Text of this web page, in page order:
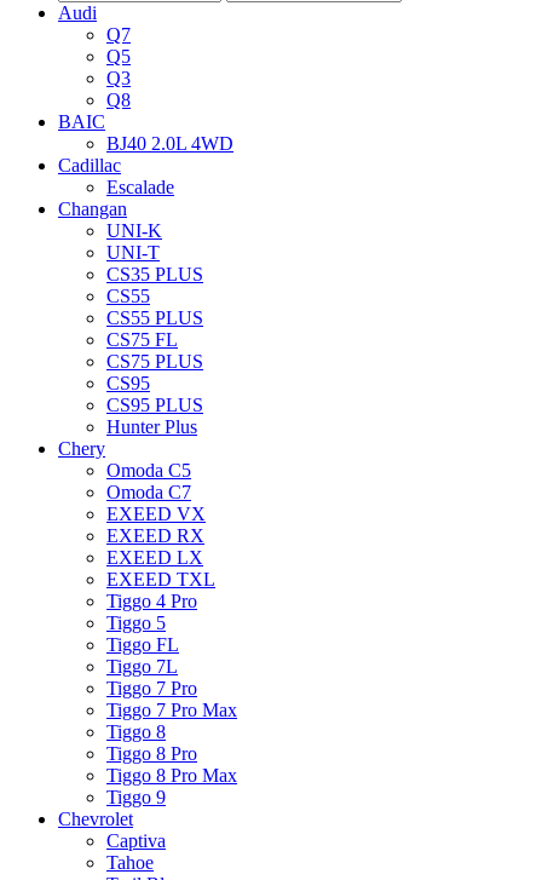
Audi
Q7
Q5
Q3
Q8
BAIC
BJ40 2.0L 4WD
Cadillac
Escalade
Changan
UNI-K
UNI-T
CS35 PLUS
CS55
CS55 PLUS
CS75 FL
CS75 PLUS
CS95
CS95 PLUS
Hunter Plus
Chery
Omoda C5
Omoda C7
EXEED VX
EXEED RX
EXEED LX
EXEED TXL
Tiggo 4 Pro
Tiggo 5
Tiggo FL
Tiggo 7L
Tiggo 7 Pro
Tiggo 7 Pro Max
Tiggo 8
Tiggo 8 Pro
Tiggo 8 Pro Max
Tiggo 9
Chevrolet
Captiva
Tahoe